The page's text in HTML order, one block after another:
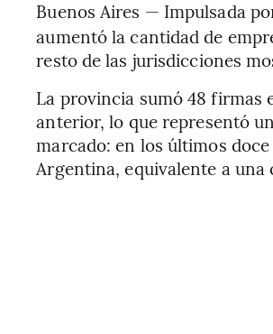
Buenos Aires — Impulsada
aumentó la cantidad de
resto de las jurisdicciones
La provincia sumó 48 firmas
anterior, lo que representó
marcado: en los últimos doce
Argentina, equivalente a